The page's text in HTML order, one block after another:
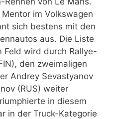
im Volkswagen
sich bestens mit den
aus. Die Liste
wird durch Rallye-
den zweimaligen
Andrey Sevastyanov
(RUS) weiter
in diesem
in der Truck-Kategorie